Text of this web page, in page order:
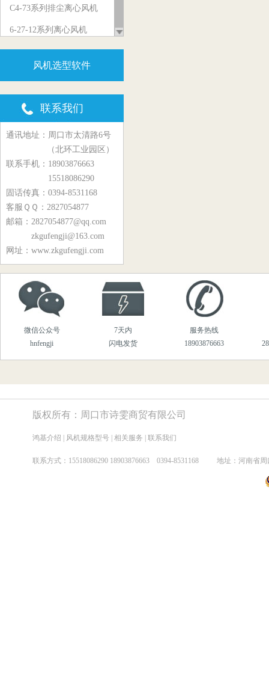
C4-73系列排尘离心风机
6-27-12系列离心风机
5-29系列物料输送风机
Y5-47、Y5-48系列锅炉风机
GY6-41系列锅炉风机
G6-45、G6-48系列锅炉风机
C6-48系列排尘离心风机
Y10-21、Y10-24型锅炉风机
Y8-39、Y9-38系列锅炉风机
9-19、9-26系列离心风机
M7-29、M9-26系列煤粉风机
YG6-11.5C系列锅炉风机
MQS5-54系列物料输送风机
T301、T30系列轴流风机
T35、BT35系列轴流风机
DZ风机系列
高温风机系列
煤气增压系列风机
038劳研喷雾风机系列
风机选型软件
联系我们
通讯地址：周口市太清路6号
（北环工业园区）
联系手机：18903876663
15518086290
固话传真：0394-8531168
客服ＱＱ：2827054877
邮箱：2827054877@qq.com
zkgufengji@163.com
网址：www.zkgufengji.com
微信公众号
hnfengji
7天内
闪电发货
服务热线
18903876663
版权所有：周口市诗雯商贸有限公司
鸿基介绍 风机规格型号 相关服务 联系我们
联系方式： 15518086290 18903876663 0394-8531168 地